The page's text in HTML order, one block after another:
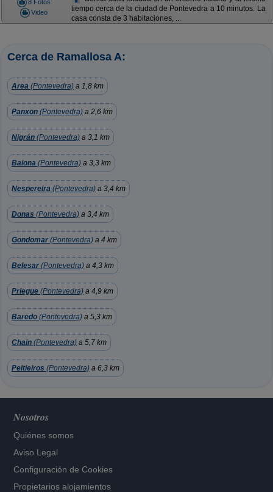
8 Fotos
Video
tiempo cerca de la ciudad de Pontevedra a 10 minutos. La
casa consta de 3 habitaciones, ...
Cerca de Ramallosa A:
Area (Pontevedra) a 1,8 km
Panxon (Pontevedra) a 2,6 km
Nigrán (Pontevedra) a 3,1 km
Baiona (Pontevedra) a 3,3 km
Nespereira (Pontevedra) a 3,4 km
Donas (Pontevedra) a 3,4 km
Gondomar (Pontevedra) a 4 km
Belesar (Pontevedra) a 4,3 km
Priegue (Pontevedra) a 4,9 km
Baredo (Pontevedra) a 5,3 km
Chain (Pontevedra) a 5,7 km
Peitieiros (Pontevedra) a 6,3 km
Nosotros
Quiénes somos
Aviso Legal
Configuración de Cookies
Propietarios alojamientos